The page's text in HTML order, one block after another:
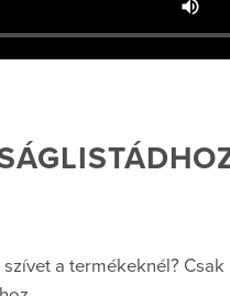
a termékeknél? Csak